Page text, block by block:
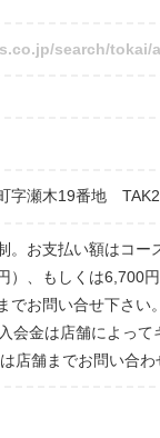
search/tokai/
字瀬木19番地
。お支払い額はコ
）、もしくは6,700
でお問い合せ下さい
会金は店舗によっ
店舗までお問い合わ